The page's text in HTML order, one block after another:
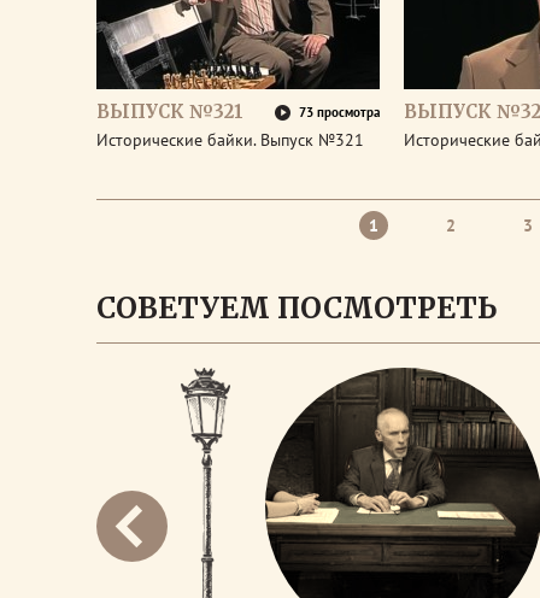
ВЫПУСК №321 73 просмотра
Исторические байки. Выпуск №321
ВЫПУСК
Исторические
1 2 3
СОВЕТУЕМ ПОСМОТРЕТЬ